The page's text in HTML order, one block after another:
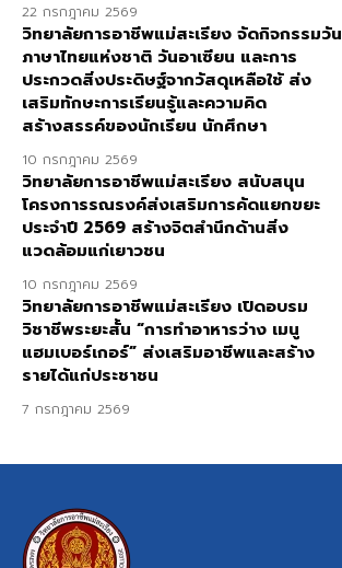
22 กรกฎาคม 2569
วิทยาลัยการอาชีพแม่สะเรียง จัดกิจกรรมวัน
ภาษาไทยแห่งชาติ วันอาเซียน และการ
ประกวดสิ่งประดิษฐ์จากวัสดุเหลือใช้ ส่ง
เสริมทักษะการเรียนรู้และความคิด
สร้างสรรค์ของนักเรียน นักศึกษา
10 กรกฎาคม 2569
วิทยาลัยการอาชีพแม่สะเรียง สนับสนุน
โครงการรณรงค์ส่งเสริมการคัดแยกขยะ
ประจำปี 2569 สร้างจิตสำนึกด้านสิ่ง
แวดล้อมแก่เยาวชน
10 กรกฎาคม 2569
วิทยาลัยการอาชีพแม่สะเรียง เปิดอบรม
วิชาชีพระยะสั้น “การทำอาหารว่าง เมนู
แฮมเบอร์เกอร์” ส่งเสริมอาชีพและสร้าง
รายได้แก่ประชาชน
7 กรกฎาคม 2569